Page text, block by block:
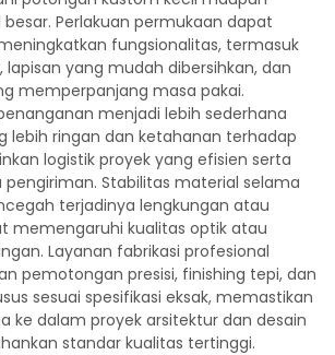
Perlakuan permukaan dapat
fungsionalitas, termasuk
yang mudah dibersihkan, dan
memperpanjang masa pakai.
menjadi lebih sederhana
lebih ringan dan ketahanan terhadap
logistik proyek yang efisien serta
Stabilitas material selama
terjadinya lengkungan atau
memengaruhi kualitas optik atau
Layanan fabrikasi profesional
pemotongan presisi, finishing tepi, dan
sesuai spesifikasi eksak, memastikan
ke dalam proyek arsitektur dan desain
standar kualitas tertinggi.